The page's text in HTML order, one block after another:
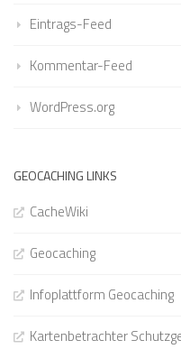
Eintrags-Feed
Kommentar-Feed
WordPress.org
GEOCACHING LINKS
CacheWiki
Geocaching
Infoplattform Geocaching
Kartenbetrachter